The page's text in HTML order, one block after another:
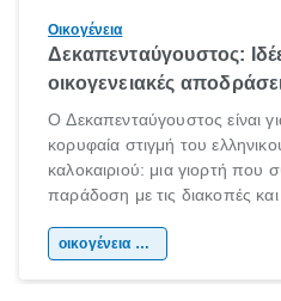
Οικογένεια
Δεκαπενταύγουστος:
οικογενειακές
Ο Δεκαπενταύγουστος είναι
κορυφαία στιγμή του
καλοκαιριού: μια γιορτή που
παράδοση με τις διακοπές και
χώρας. Είτε πρόκειται για
οικογένεια & παιδί